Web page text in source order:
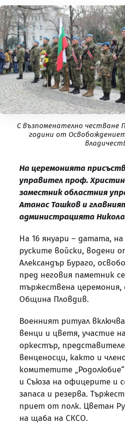
С възпоменателно честване
години от
На церемонията
управител проф.
заместник областния
Атанас Ташков и
администрацията
На 16 януари – датата, на
руските войски, водени
Александър Бураго,
пред неговия паметник
тържествена церемония,
Община Пловдив.
Военният ритуал
венци и цветя, участие
оркестър,
венценосци, както и
комитетите „Родолюбие“
и Съюза на офицерите и
запаса и резерва.
приет от полк. Цветан
на щаба на СКСО.